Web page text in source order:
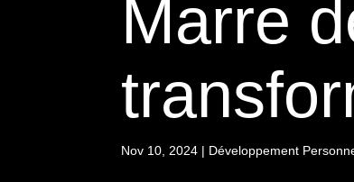
Marre
Nov 10, 2024 | Développement